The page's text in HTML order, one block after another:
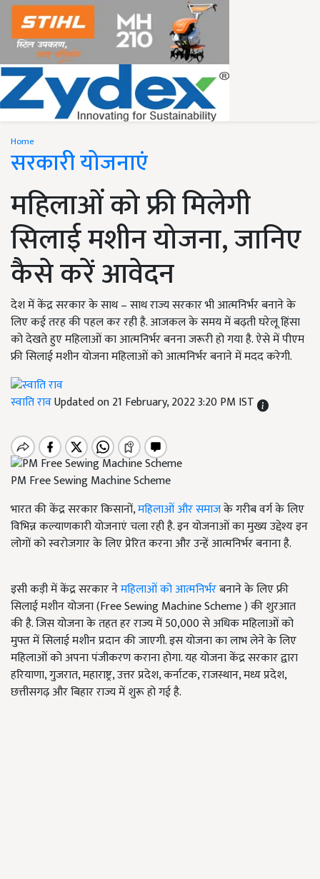
Home
सरकारी योजनाएं
महिलाओं को फ्री मिलेगी
सिलाई मशीन योजना, जानिए
कैसे करें आवेदन
देश में केंद्र सरकार के साथ – साथ राज्य सरकार भी आत्मनिर्भर बनाने के
लिए कई तरह की पहल कर रही है. आजकल के समय में बढ़ती घरेलू हिंसा
को देखते हुए महिलाओं का आत्मनिर्भर बनना जरूरी हो गया है. ऐसे में पीएम
फ्री सिलाई मशीन योजना महिलाओं को आत्मनिर्भर बनाने में मदद करेगी.
स्वाति रावUpdated on 21 February, 2022 3:20 PM IST
PM Free Sewing Machine Scheme
भारत की केंद्र सरकार किसानों,महिलाओं और समाजके गरीब वर्ग के लिए
विभिन्न कल्याणकारी योजनाएं चला रही है. इन योजनाओं का मुख्य उद्देश्य इन
लोगों को स्वरोजगार के लिए प्रेरित करना और उन्हें आत्मनिर्भर बनाना है.
इसी कड़ी में केंद्र सरकार नेमहिलाओं को आत्मनिर्भरबनाने के लिए फ्री
सिलाई मशीन योजना (Free Sewing Machine Scheme ) की शुरआत
की है. जिस योजना के तहत हर राज्य में 50,000 से अधिक महिलाओं को
मुफ्त में सिलाई मशीन प्रदान की जाएगी. इस योजना का लाभ लेने के लिए
महिलाओं को अपना पंजीकरण कराना होगा. यह योजना केंद्र सरकार द्वारा
हरियाणा, गुजरात, महाराष्ट्र, उत्तर प्रदेश, कर्नाटक, राजस्थान, मध्य प्रदेश,
छत्तीसगढ़ और बिहार राज्य में शुरू हो गई है.